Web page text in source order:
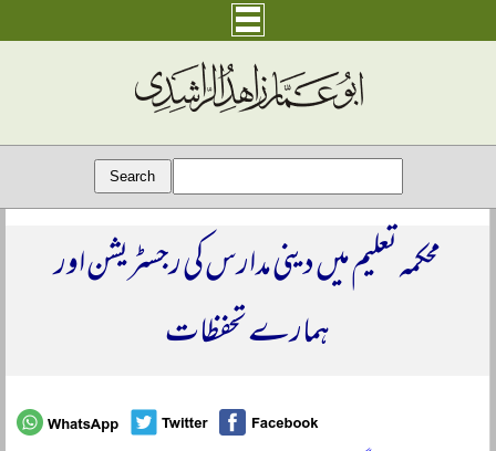
محکمہ تعلیم میں دینی مدارس کی رجسٹریشن اور
ہمارے تحفظات